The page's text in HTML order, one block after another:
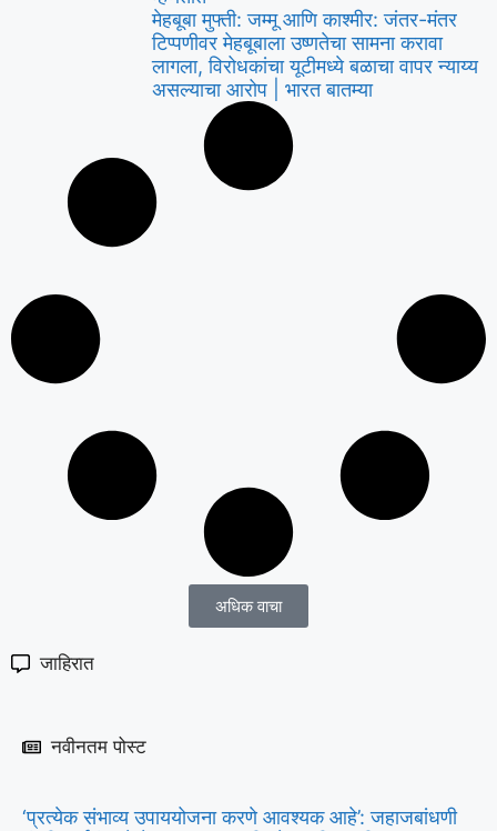
मेहबूबा मुफ्ती: जम्मू आणि काश्मीर: जंतर-मंतर
टिप्पणीवर मेहबूबाला उष्णतेचा सामना करावा
लागला, विरोधकांचा यूटीमध्ये बळाचा वापर न्याय्य
असल्याचा आरोप | भारत बातम्या
अधिक वाचा
जाहिरात
नवीनतम पोस्ट
‘प्रत्येक संभाव्य उपाययोजना करणे आवश्यक आहे’: जहाजबांधणी